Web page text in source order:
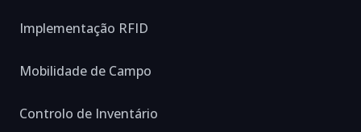
Implementação RFID
Mobilidade de Campo
Controlo de Inventário